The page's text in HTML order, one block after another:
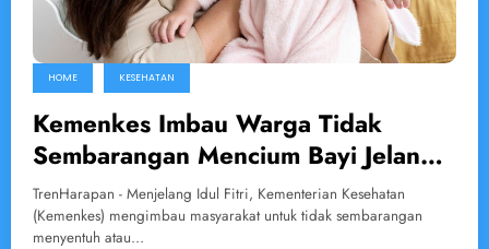
HOME KESEHATAN
Kemenkes Imbau Warga Tidak
Sembarangan Mencium Bayi Jelang
Lebaran untuk Cegah Penularan
Penyakit
TrenHarapan - Menjelang Idul Fitri, Kementerian Kesehatan
(Kemenkes) mengimbau masyarakat untuk tidak sembarangan
menyentuh atau…